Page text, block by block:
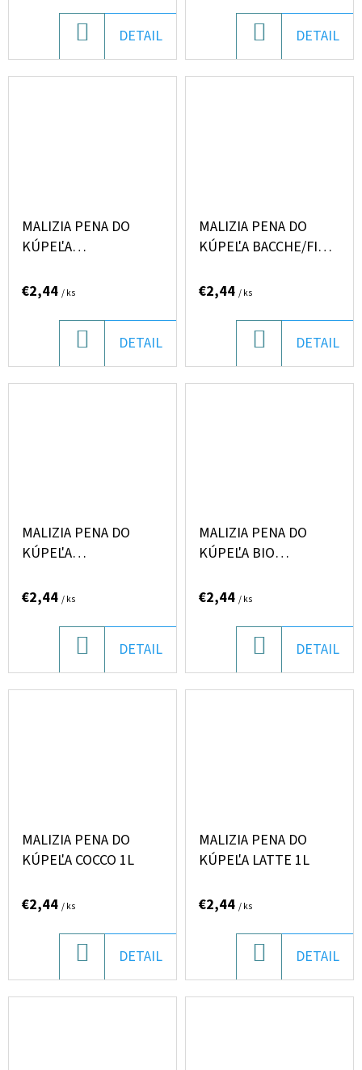
KOŠÍKA
DETAIL
KOŠÍKA
DETAIL
MALIZIA PENA DO
KÚPEĽA
€2,44 / ks
KOŠÍKA
DETAIL
MALIZIA PENA DO
KÚPEĽA BACCHE/FIORI
€2,44 / ks
KOŠÍKA
DETAIL
MALIZIA PENA DO
KÚPEĽA
1L
€2,44 / ks
KOŠÍKA
DETAIL
MALIZIA PENA DO
KÚPEĽA BIO
€2,44 / ks
KOŠÍKA
DETAIL
MALIZIA PENA DO
KÚPEĽA COCCO 1L
€2,44 / ks
KOŠÍKA
DETAIL
MALIZIA PENA DO
KÚPEĽA LATTE 1L
€2,44 / ks
KOŠÍKA
DETAIL